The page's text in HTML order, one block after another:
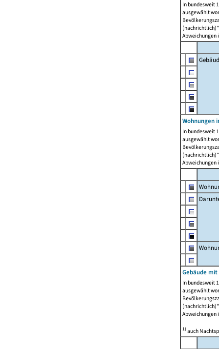
In bundesweit
ausgewählt
Abweichungen
Wohnungen
In bundesweit
ausgewählt
Abweichungen
Gebäude
In bundesweit
ausgewählt
Abweichungen
1)auch